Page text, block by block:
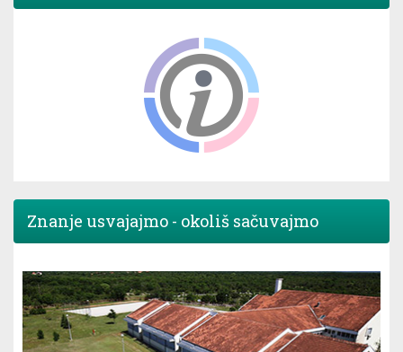
Znanje usvajajmo - okoliš sačuvajmo